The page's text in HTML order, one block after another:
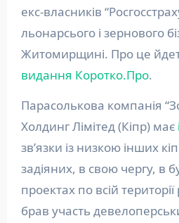
екс-власників
льонарсього і зернового
Житомирщині. Про це
видання Коротко.Про.
Парасолькова компанія
Холдинг Лімітед (Кіпр) має
звʼязки із низкою інших
задіяних, в свою чергу, в
проектах по всій
брав участь